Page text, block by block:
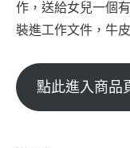
作，送給女兒一個
裝進工作文件，牛
點此進入商品